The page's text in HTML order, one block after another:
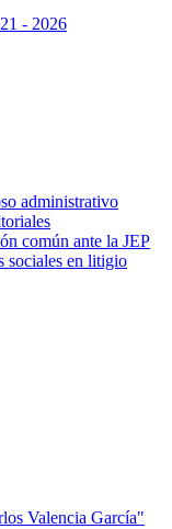
- 2026
administrativo
común ante la JEP
sociales en litigio
Valencia García"